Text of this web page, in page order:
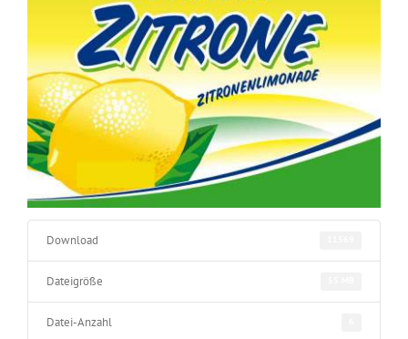
Download
Dateigröße
Datei-Anzahl